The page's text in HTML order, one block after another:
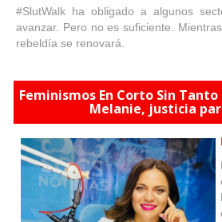
#SlutWalk ha obligado a algunos
avanzar. Pero no es suficiente.
rebeldía se renovará.
Feminismos En Corto Sin
Melanie, justicia